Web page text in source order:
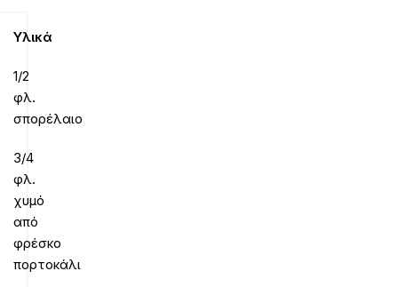
Υλικά
1/2
φλ.
σπορέλαιο
3/4
φλ.
χυμό
από
φρέσκο
πορτοκάλι